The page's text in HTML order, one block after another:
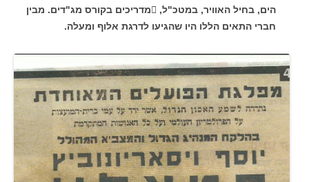
הים, בחיל האוויר, במטכ"ל, מדריכים בקורס מג"דים. מבין
חברי התאים הללו היו שהגיעו לדרגת אלוף ומעלה.